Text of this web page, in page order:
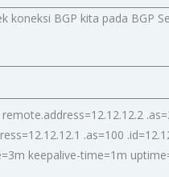
BGP kita pada BGP
.as=100
keepalive-time=1m